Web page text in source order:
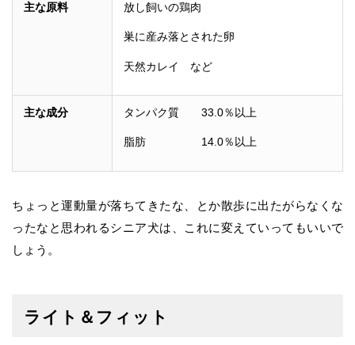
主な原料 放し飼いの鶏肉
巣に産み落とされた卵
天然カレイ など
主な成分 タンパク質 33.0％以上
脂肪 14.0％以上
ちょっと運動量が落ちてきたな、とか散歩に出たがらなくな
ったなと思われるシニア犬は、これに変えていってもいいで
しょう。
ライト＆フィット